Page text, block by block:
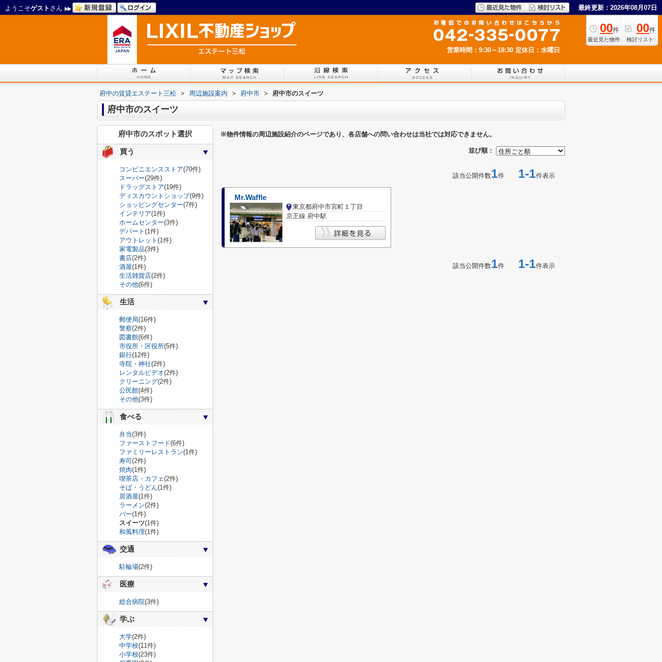
ようこそゲスト さん 最終更新：2026年08月07日
00件
最近見た物件
00件
検討リスト
営業時間：9:30～18:30 定休日：水曜日
府中の賃貸エステート三松 > 周辺施設案内 > 府中市 > 府中市のスイーツ
府中市のスイーツ
※物件情報の周辺施設紹介のページであり、各店舗への問い合わせは当社では対応できません。
並び順：
該当公開件数1件 1-1件表示
Mr.Waffle
東京都府中市宮町１丁目
京王線 府中駅
該当公開件数1件 1-1件表示
府中市のスポット選択
買う
コンビニエンスストア(70件)
スーパー(29件)
ドラッグストア(19件)
ディスカウントショップ(9件)
ショッピングセンター(7件)
インテリア(1件)
ホームセンター(3件)
デパート (1件)
アウトレット (1件)
家電製品(3件)
書店(2件)
酒屋(1件)
生活雑貨店(2件)
その他(6件)
生活
郵便局(16件)
警察(2件)
図書館(6件)
市役所・区役所(5件)
銀行(12件)
寺院・神社(2件)
レンタルビデオ(2件)
クリーニング(2件)
公民館(4件)
その他(3件)
食べる
弁当(3件)
ファーストフード(6件)
ファミリーレストラン(1件)
寿司 (2件)
焼肉(1件)
喫茶店・カフェ(2件)
そば・うどん(1件)
居酒屋(1件)
ラーメン(2件)
バー(1件)
スイーツ(1件)
和風料理(1件)
交通
駐輪場(2件)
医療
総合病院(3件)
学ぶ
大学(2件)
中学校(11件)
小学校(23件)